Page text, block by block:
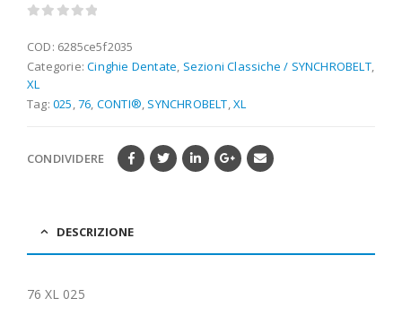
COD: 6285ce5f2035
Categorie:Cinghie Dentate Sezioni Classiche / SYNCHROBELT,
XL
Tag: 025 ,76 CONTI® SYNCHROBELT ,XL
CONDIVIDERE
DESCRIZIONE
76 XL 025